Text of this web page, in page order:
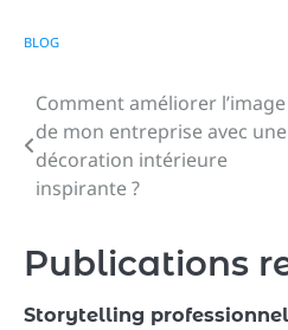
BLOG
Navigation
de
l’article
Comment améliorer l’image
de mon entreprise avec une
décoration intérieure
inspirante ?
Publications
Storytelling